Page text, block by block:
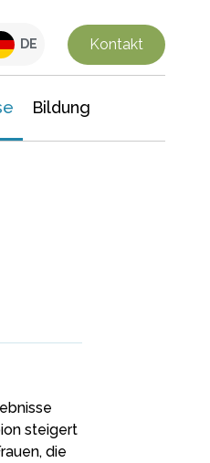
DE Kontakt
Bildung
steigert
die